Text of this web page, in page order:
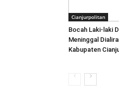
Cianjurpolitan
Bocah Laki-laki
Meninggal
Kabupaten